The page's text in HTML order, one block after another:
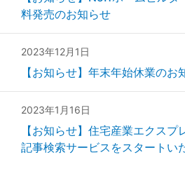
料発売のお知らせ
2023年12月1日
【お知らせ】年末年始休業のお
2023年1月16日
【お知らせ】住宅産業エクス
記事検索サービスをスタートい